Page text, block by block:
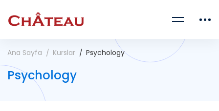
Ana Sayfa Kurslar Psychology
Psychology